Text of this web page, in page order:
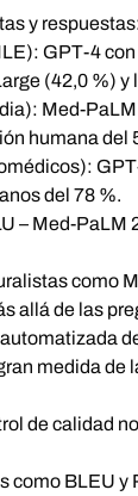
y
GPT-4
(42,0 %)
Med-
humana del
del 78 %.
– Med-PaLM
como
allá de las
medida
de calidad
como BLEU y